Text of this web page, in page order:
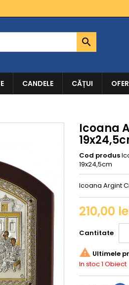

CANDELE CĂȚUI
Icoana
Cod produs
19x24,5cm
Icoana Argint
210,00
Cantitate
 Ultimele
In stoc1 Obiect